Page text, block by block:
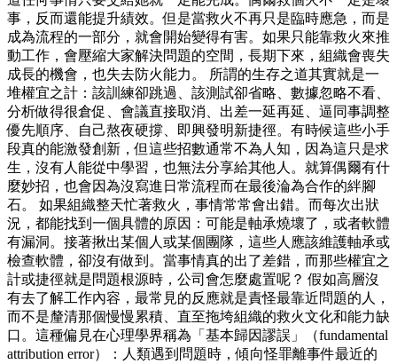
事，反而還能提升績效。但是當救火不再只是臨時應急，而是
成為流程的一部分，就會開始變得有害。如果只能靠救火來推
動工作，會壓縮大家解決問題的空間，長期下來，組織會喪失
成長的機會，也失去防火能力。 所謂的生存之道其實就是一
堆權宜之計：該訓練卻跳過、該測試卻省略、數據忽略不看、
分析做得很倉促、會議直接取消、出差一延再延、逼同事調整
優先順序、自己熬夜硬撐、即興發明新捷徑。有時候這些小手
段真的能激發創新，但這些招數通常不為人知，因為這只是求
生，沒有人能從中學習，也無法分享給其他人。就算偶爾有什
麼妙招，也會因為沒寫進日常流程而在最後淪為合作的絆腳
石。 如果組織整天忙著救火，事情常常會出錯。而每次出狀
況，都能找到一個具體的原因：可能是軸承燒壞了，或者軟體
有漏洞。接著揪出某個人或某個團隊，這些人應該維護軸承或
檢查軟體，卻沒有做到。當事情真的出了差錯，而那些權宜之
計或捷徑就是問題根源時，公司會怎麼處置呢？ 假如高層沒
有去了解工作內容，最常見的反應就是責怪最靠近問題的人，
而不是釐清那個慢慢累積、直至拖垮組織的救火文化和能力缺
口。這種偏見在心理學界稱為「基本歸因謬誤」（fundamental
attribution error）：人類遇到問題時，傾向怪罪離事件最近的